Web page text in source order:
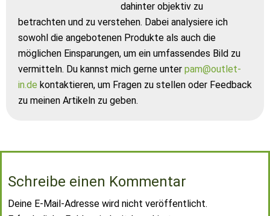
dahinter objektiv zu
betrachten und zu verstehen. Dabei analysiere ich
sowohl die angebotenen Produkte als auch die
möglichen Einsparungen, um ein umfassendes Bild zu
vermitteln. Du kannst mich gerne unter pam@outlet-
in.de kontaktieren, um Fragen zu stellen oder Feedback
zu meinen Artikeln zu geben.
Schreibe einen Kommentar
Deine E-Mail-Adresse wird nicht veröffentlicht.